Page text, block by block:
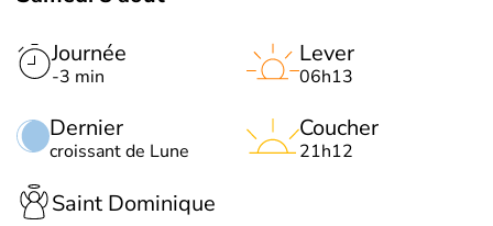
Journée
-3 min
Dernier
croissant de Lune
Lever
06h13
Coucher
21h12
Saint Dominique